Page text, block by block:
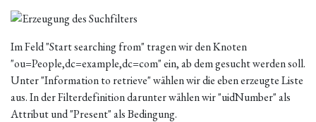
Im Feld "Start searching from" tragen wir den Knoten
"ou=People,dc=example,dc=com" ein, ab dem gesucht werden soll.
Unter "Information to retrieve" wählen wir die eben erzeugte Liste
aus. In der Filterdefinition darunter wählen wir "uidNumber" als
Attribut und "Present" als Bedingung.